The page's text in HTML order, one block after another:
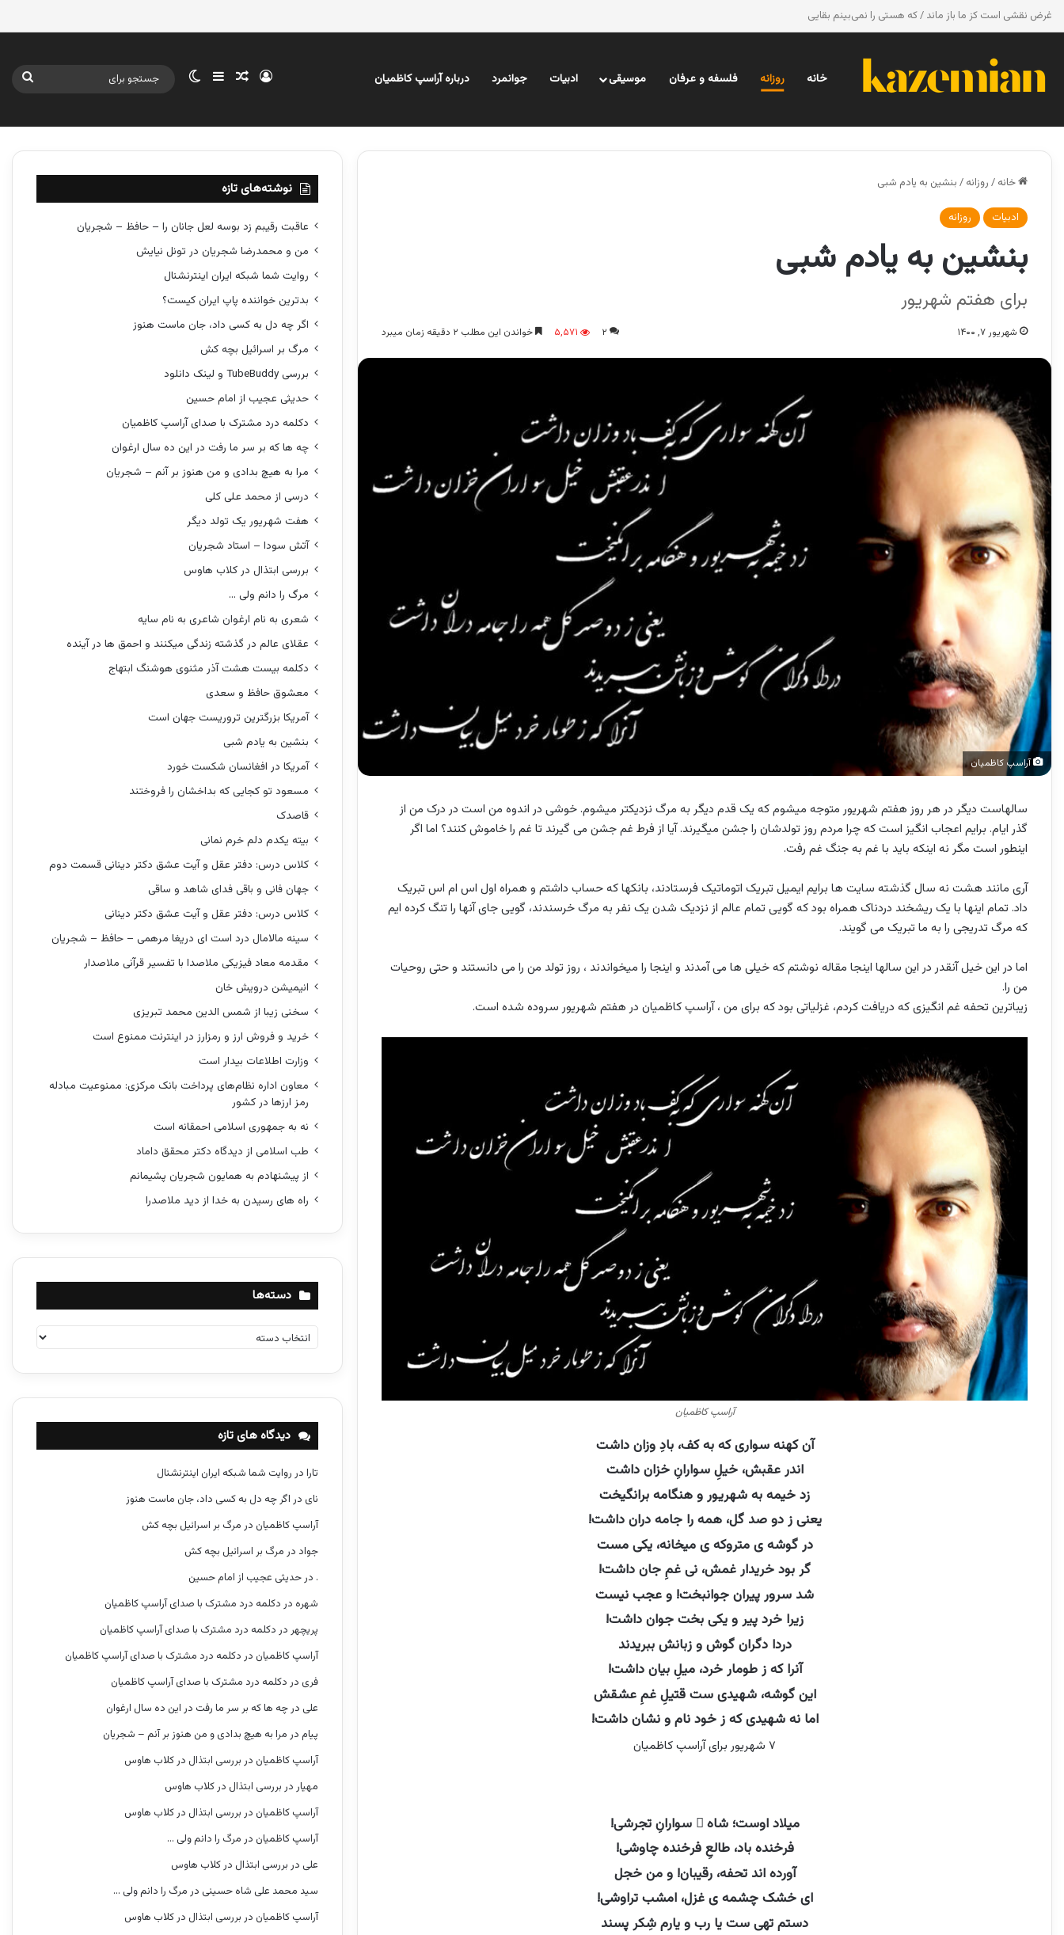
غرض نقشی است کز ما باز ماند / که هستی را نمی‌بینم بقایی
خانه روزانه فلسفه و عرفان موسیقی ادبیات جوانمرد درباره آراسپ کاظمیان ورود نوشته تصادفی
سایدبار تغییر پوسته
خانه / روزانه / بنشین به یادم شبی
ادبیات روزانه
بنشین به یادم شبی
برای هفتم شهریور
شهریور ۷, ۱۴۰۰ ۲ ۵,۵۷۱ خواندن این مطلب ۲ دقیقه زمان میبرد
آراسپ کاظمیان
سالهاست دیگر در هر روز هفتم شهریور متوجه میشوم که یک قدم دیگر به مرگ نزدیکتر میشوم. خوشی در اندوه من است در درک من از
گذر ایام. برایم اعجاب انگیز است که چرا مردم روز تولدشان را جشن میگیرند. آیا از فرط غم جشن می گیرند تا غم را خاموش کنند؟ اما اگر
اینطور است مگر نه اینکه باید با غم به جنگ غم رفت.
آری مانند هشت نه سال گذشته سایت ها برایم ایمیل تبریک اتوماتیک فرستادند، بانکها که حساب داشتم و همراه اول اس ام اس تبریک
داد. تمام اینها با یک ریشخند دردناک همراه بود که گویی تمام عالم از نزدیک شدن یک نفر به مرگ خرسندند، گویی جای آنها را تنگ کرده ایم
که مرگ تدریجی را به ما تبریک می گویند.
اما در این خیل آنقدر در این سالها اینجا مقاله نوشتم که خیلی ها می آمدند و اینجا را میخواندند ، روز تولد من را می دانستند و حتی روحیات
من را.
زیباترین تحفه غم انگیزی که دریافت کردم، غزلیاتی بود که برای من ، آراسپ کاظمیان در هفتم شهریور سروده شده است.
آراسپ کاظمیان
آن کهنه سواری که به کف، بادِ وزان داشت
اندر عقبش، خیلِ سوارانِ خزان داشت
زد خیمه به شهریور و هنگامه برانگیخت
یعنی ز دو صد گل، همه را جامه دران داشت!
در گوشه ی متروکه ی میخانه، یکی مست
گر بود خریدار غمش، نی غمِ جان داشت!
شد سرور پیران جوانبخت! و عجب نیست
زیرا خرد پیر و یکی بخت جوان داشت!
دردا دگران گوش و زبانش ببریدند
آنرا که ز طومار خرد، میلِ بیان داشت!
این گوشه، شهیدی ست قتیلِ غمِ عشقش
اما نه شهیدی که ز خود نام و نشان داشت!
۷ شهریور برای آراسپ کاظمیان
میلاد اوست؛ شاه ِ سوارانِ تجرشی!
فرخنده باد، طالعِ فرخنده چاوشی!
آورده اند تحفه، رقیبان! و من خجل
ای خشک چشمه ی غزل، امشب تراوشی!
دستم تهی ست یا رب و یارم شِکر پسند
نوشته‌های تازه
عاقبت رقیبم زد بوسه لعل جانان را – حافظ – شجریان
من و محمدرضا شجریان در تونل نیایش
روایت شما شبکه ایران اینترنشنال
بدترین خواننده پاپ ایران کیست؟
اگر چه دل به کسی داد، جان ماست هنوز
مرگ بر اسرائیل بچه کش
بررسی TubeBuddy و لینک دانلود
حدیثی عجیب از امام حسین
دکلمه درد مشترک با صدای آراسپ کاظمیان
چه ها که بر سر ما رفت در این ده سال ارغوان
مرا به هیچ بدادی و من هنوز بر آنم – شجریان
درسی از محمد علی کلی
هفت شهریور یک تولد دیگر
آتش سودا – استاد شجریان
بررسی ابتذال در کلاب هاوس
مرگ را دانم ولی …
شعری به نام ارغوان شاعری به نام سایه
عقلای عالم در گذشته زندگی میکنند و احمق ها در آینده
دکلمه بیست هشت آذر مثنوی هوشنگ ابتهاج
معشوق حافظ و سعدی
آمریکا بزرگترین تروریست جهان است
بنشین به یادم شبی
آمریکا در افغانسان شکست خورد
مسعود تو کجایی که بداخشان را فروختند
قاصدک
بیته یکدم دلم خرم نمانی
کلاس درس: دفتر عقل و آیت عشق دکتر دینانی قسمت دوم
جهان فانی و باقی فدای شاهد و ساقی
کلاس درس: دفتر عقل و آیت عشق دکتر دینانی
سینه مالامال درد است ای دریغا مرهمی – حافظ – شجریان
مقدمه معاد فیزیکی ملاصدا با تفسیر قرآنی ملاصدار
انیمیشن درویش خان
سخنی زیبا از شمس الدین محمد تبریزی
خرید و فروش ارز و رمزارز در اینترنت ممنوع است
وزارت اطلاعات بیدار است
معاون اداره نظام‌های پرداخت بانک مرکزی: ممنوعیت مبادله
رمز ارزها در کشور
نه به جمهوری اسلامی احمقانه است
طب اسلامی از دیدگاه دکتر محقق داماد
از پیشنهادم به همایون شجریان پشیمانم
راه های رسیدن به خدا از دید ملاصدرا
دسته‌ها
س
ه
دیدگاه های تازه
تارا در روایت شما شبکه ایران اینترنشنال
نای در اگر چه دل به کسی داد، جان ماست هنوز
آراسپ کاظمیان در مرگ بر اسرائیل بچه کش
جواد در مرگ بر اسرائیل بچه کش
. درحدیثی عجیب از امام حسین
شهره در دکلمه درد مشترک با صدای آراسپ کاظمیان
پریچهر در دکلمه درد مشترک با صدای آراسپ کاظمیان
آراسپ کاظمیان در دکلمه درد مشترک با صدای آراسپ کاظمیان
فری در دکلمه درد مشترک با صدای آراسپ کاظمیان
علی درچه ها که بر سر ما رفت در این ده سال ارغوان
پیام در مرا به هیچ بدادی و من هنوز بر آنم – شجریان
آراسپ کاظمیان در بررسی ابتذال در کلاب هاوس
مهیار در بررسی ابتذال در کلاب هاوس
آراسپ کاظمیان در بررسی ابتذال در کلاب هاوس
آراسپ کاظمیان در مرگ را دانم ولی …
علی در بررسی ابتذال در کلاب هاوس
سید محمد علی شاه حسینی در مرگ را دانم ولی …
آراسپ کاظمیان در بررسی ابتذال در کلاب هاوس